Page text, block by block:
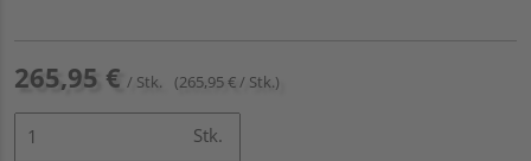
265,95 € / Stk. (265,95 € / Stk.)
Stk.